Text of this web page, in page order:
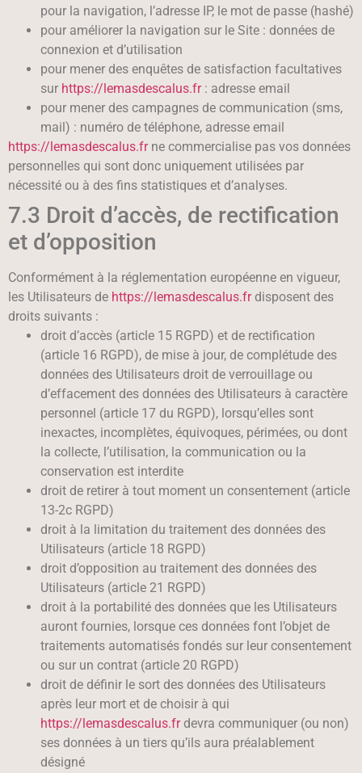
pour la navigation, l’adresse IP, le mot de passe (hashé)
pour améliorer la navigation sur le Site : données de
connexion et d’utilisation
pour mener des enquêtes de satisfaction facultatives
sur https://lemasdescalus.fr: adresse email
pour mener des campagnes de communication (sms,
mail) : numéro de téléphone, adresse email
https://lemasdescalus.frne commercialise pas vos données
personnelles qui sont donc uniquement utilisées par
nécessité ou à des fins statistiques et d’analyses.
7.3 Droit d’accès, de rectification
et d’opposition
Conformément à la réglementation européenne en vigueur,
les Utilisateurs de https://lemasdescalus.frdisposent des
droits suivants :
droit d’accès (article 15 RGPD) et de rectification
(article 16 RGPD), de mise à jour, de complétude des
données des Utilisateurs droit de verrouillage ou
d’effacement des données des Utilisateurs à caractère
personnel (article 17 du RGPD), lorsqu’elles sont
inexactes, incomplètes, équivoques, périmées, ou dont
la collecte, l’utilisation, la communication ou la
conservation est interdite
droit de retirer à tout moment un consentement (article
13-2c RGPD)
droit à la limitation du traitement des données des
Utilisateurs (article 18 RGPD)
droit d’opposition au traitement des données des
Utilisateurs (article 21 RGPD)
droit à la portabilité des données que les Utilisateurs
auront fournies, lorsque ces données font l’objet de
traitements automatisés fondés sur leur consentement
ou sur un contrat (article 20 RGPD)
droit de définir le sort des données des Utilisateurs
après leur mort et de choisir à qui
https://lemasdescalus.frdevra communiquer (ou non)
ses données à un tiers qu’ils aura préalablement
désigné